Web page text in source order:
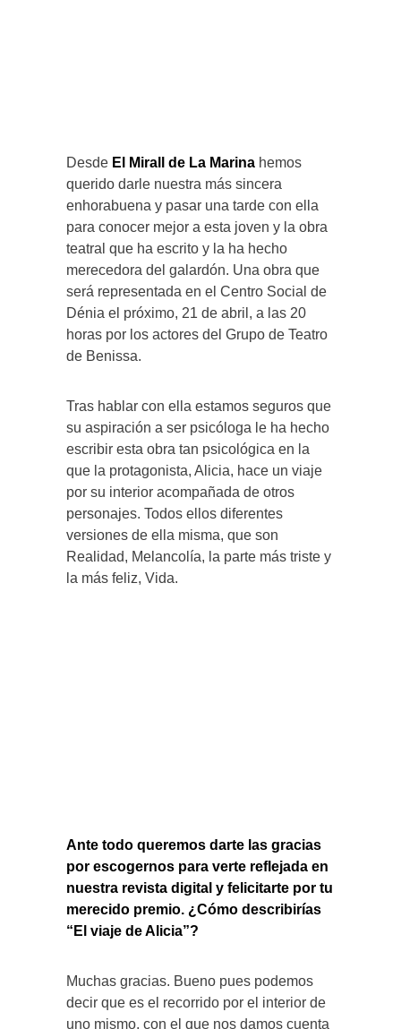
Desde El Mirall de La Marina hemos
querido darle nuestra más sincera
enhorabuena y pasar una tarde con ella
para conocer mejor a esta joven y la obra
teatral que ha escrito y la ha hecho
merecedora del galardón. Una obra que
será representada en el Centro Social de
Dénia el próximo, 21 de abril, a las 20
horas por los actores del Grupo de Teatro
de Benissa.
Tras hablar con ella estamos seguros que
su aspiración a ser psicóloga le ha hecho
escribir esta obra tan psicológica en la
que la protagonista, Alicia, hace un viaje
por su interior acompañada de otros
personajes. Todos ellos diferentes
versiones de ella misma, que son
Realidad, Melancolía, la parte más triste y
la más feliz, Vida.
Ante todo queremos darte las gracias
por escogernos para verte reflejada en
nuestra revista digital y felicitarte por tu
merecido premio. ¿Cómo describirías
“El viaje de Alicia”?
Muchas gracias. Bueno pues podemos
decir que es el recorrido por el interior de
uno mismo, con el que nos damos cuenta